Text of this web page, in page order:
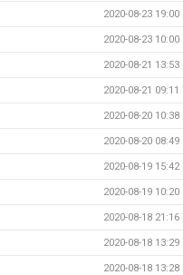
2020-08-23 19:00
2020-08-23 10:00
2020-08-21 13:53
2020-08-21 09:11
2020-08-20 10:38
2020-08-20 08:49
2020-08-19 15:42
2020-08-19 10:20
2020-08-18 21:16
2020-08-18 13:29
2020-08-18 13:28